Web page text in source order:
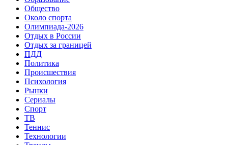
Общество
Около спорта
Олимпиада-2026
Отдых в России
Отдых за границей
ПДД
Политика
Происшествия
Психология
Рынки
Сериалы
Спорт
ТВ
Теннис
Технологии